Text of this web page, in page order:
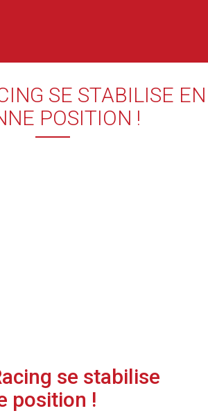
SE STABILISE EN
POSITION !
se stabilise
position !